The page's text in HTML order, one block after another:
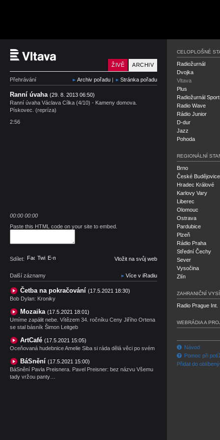
Český rozhlas Vltava
ARCHIV
ŽIVĚ
Přehrávání Archiv pořadu | Stránka pořadu
Ranní úvaha (29. 8. 2013 06:50)
Ranní úvaha Václava Cílka (4/10) - Kameny domova.
Pískovec. (repríza)
2:56
00:00 00:00
Paste this HTML code on your site to embed.
Sdílet: Facebook
TwitterE-mail Vložit na svůj web
Další záznamy Více v iRadiu
Četba na pokračování (17.5.2021 18:30)
Bob Dylan: Kroniky
Mozaika (17.5.2021 18:01)
Umíme zapálit nebe. Vítězem 34. ročníku Ceny Jiřího Ortena
se stal básník Šimon Leitgeb
ArtCafé (17.5.2021 15:05)
Oceňovaná hudebnice Amelie Siba si ráda dělá věci po svém
BáSnění (17.5.2021 15:00)
BáSnění Pavla Preisnera. Pavel Preisner: bez názvu Všemu
tady vržou panty…
CELOPLOŠNÉ
Radiožurnál
Dvojka
Vltava
Plus
Radiožurnál Sport
Radio Wave
Rádio Junior
D-dur
Jazz
Pohoda
REGIONÁLNÍ
Brno
České Budějovice
Hradec Králové
Karlovy Vary
Liberec
Olomouc
Ostrava
Pardubice
Plzeň
Rádio Praha
Střední Čechy
Sever
Vysočina
Zlín
ZAHRANIČNÍ
Radio Prague Int.
WEBRÁDIA A
Návod
Pomoc při
Přidat do